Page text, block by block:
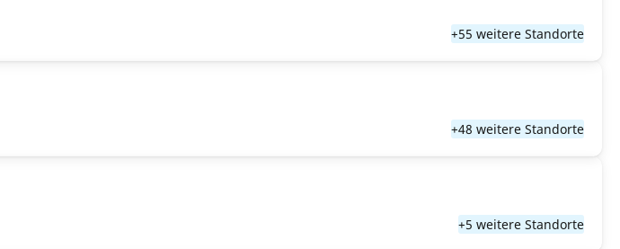
+55 weitere Standorte
+48 weitere Standorte
+5 weitere Standorte